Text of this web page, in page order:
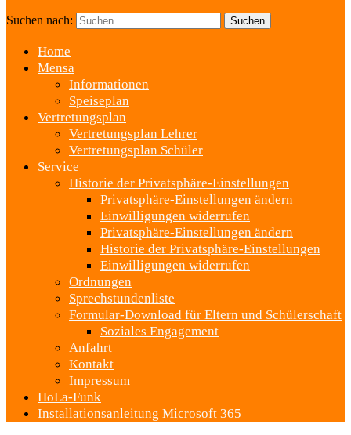
Suchen nach:
Home
Mensa
Informationen
Speiseplan
Vertretungsplan
Vertretungsplan Lehrer
Vertretungsplan Schüler
Service
Historie der Privatsphäre-Einstellungen
Privatsphäre-Einstellungen ändern
Einwilligungen widerrufen
Privatsphäre-Einstellungen ändern
Historie der Privatsphäre-Einstellungen
Einwilligungen widerrufen
Ordnungen
Sprechstundenliste
Formular-Download für Eltern und Schülerschaft
Soziales Engagement
Anfahrt
Kontakt
Impressum
HoLa-Funk
Installationsanleitung Microsoft 365